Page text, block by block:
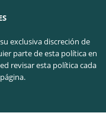
exclusiva discreción de
parte de esta política en
revisar esta política cada